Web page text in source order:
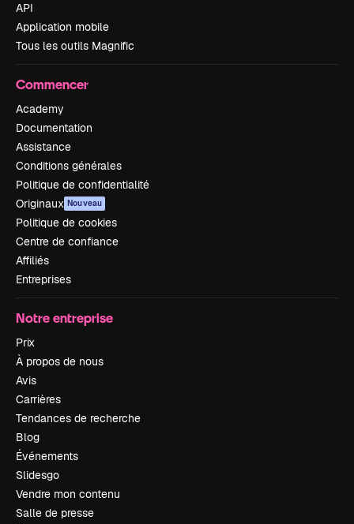
API
Application mobile
Tous les outils Magnific
Commencer
Academy
Documentation
Assistance
Conditions générales
Politique de confidentialité
Originaux Nouveau
Politique de cookies
Centre de confiance
Affiliés
Entreprises
Notre entreprise
Prix
À propos de nous
Avis
Carrières
Tendances de recherche
Blog
Événements
Slidesgo
Vendre mon contenu
Salle de presse